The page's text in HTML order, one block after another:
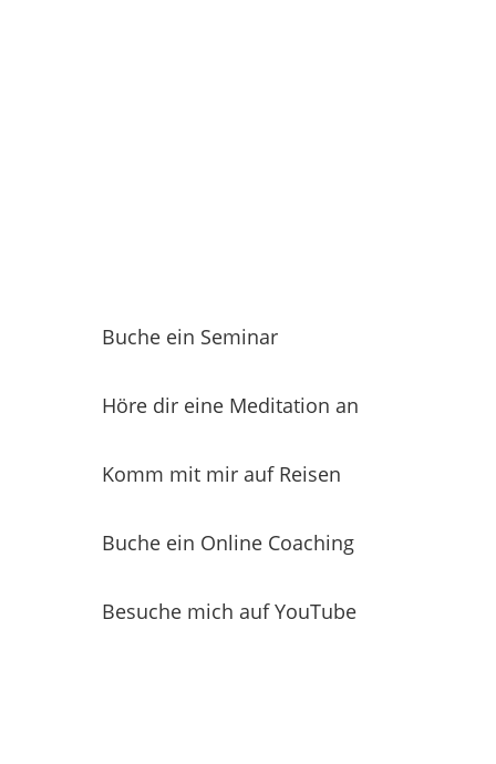
Buche ein Seminar
Höre dir eine Meditation an
Komm mit mir auf Reisen
Buche ein Online Coaching
Besuche mich auf YouTube